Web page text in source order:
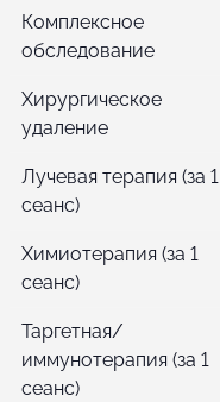
Комплексное
обследование
Хирургическое
удаление
Лучевая терапия (за 1
сеанс)
Химиотерапия (за 1
сеанс)
Таргетная/
иммунотерапия (за 1
сеанс)